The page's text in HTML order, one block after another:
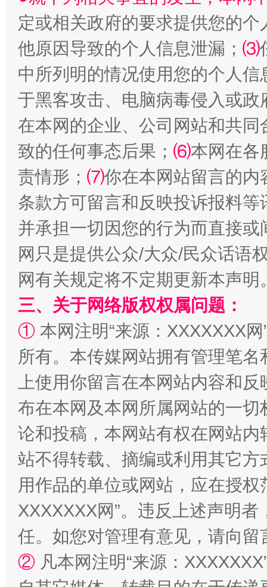
事关残疾人未来5年
规模最大的光氢储一体化项目 走
如何以同查同治破解风腐交织难题
定或相关政府的要求提供您的个
他原因导致的个人信息泄漏； ⑶
中所列明的情况使用您的个人
于黑客攻击、电脑病毒侵入或
在本网的企业、公司网站和共
致的任何事态后果； ⑹本网在各
责情形； ⑺你在本网站留言的内
条款方可留言和反映投诉报料
并承担一切因您的行为而直接
网只是提供公众/大众/民众话语
网有关规定将不定期更新本声明
三、关于网络版权权属问题：
① 本网注明“来源：XXXXXXX
所有。本传媒网站拥有管理笔
上使用你留言在本网站内容和
布在本网及本网所属网站的一
论和投稿，本网站有权在网站
站不得转载、摘编或利用其它
用作品的单位或网站，应在授
XXXXXXX网”。违反上述声明
任。如您对管理有意见，请向
② 凡本网注明“来源：